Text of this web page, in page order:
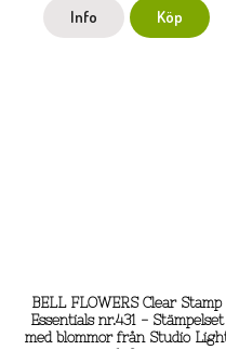
Info Köp
BELL FLOWERS Clear Stamp
Essentials nr.431 - Stämpelset
med blommor från Studio